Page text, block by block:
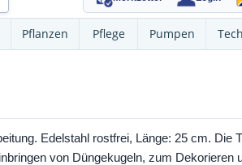
Pflanzen Pflege Pumpen
Edelstahl rostfrei, Länge: 25 cm.
von Düngekugeln, zum Dekorieren